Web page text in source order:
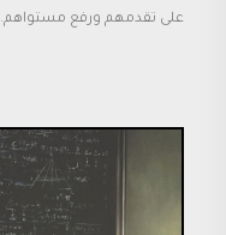
على تقدمهم ورفع مستواهم.